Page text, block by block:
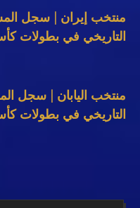
منتخب إيران | سجل
التاريخي في بطولات
منتخب اليابان | سجل
التاريخي في بطولات